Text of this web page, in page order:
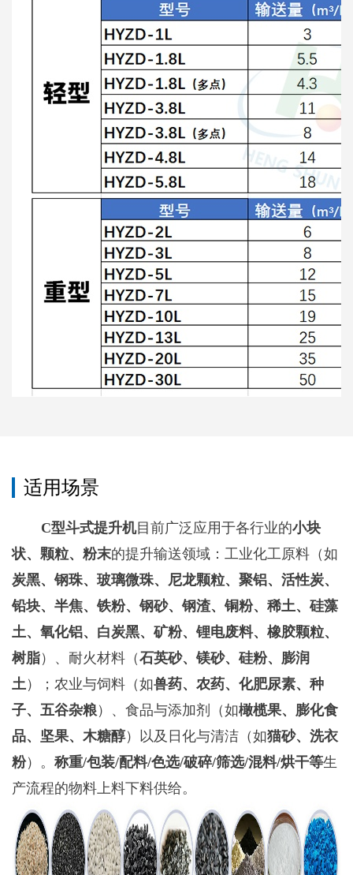
适用场景
C型斗式提升机目前广泛应用于各行业的小块
状、颗粒、粉末的提升输送领域：工业化工原料‌（如
炭黑、钢珠、玻璃微珠、尼龙颗粒、聚铝、活性炭、
铅块、半焦、铁粉、钢砂、钢渣、铜粉、稀土、硅藻
土、氧化铝、白炭黑、矿粉、锂电废料、橡胶颗粒、
树脂）、耐火材料（石英砂、镁砂、硅粉、膨润
土）‌；农业与饲料‌（如兽药、农药、化肥尿素、种
子、五谷杂粮）、‌食品与添加剂‌（如橄榄果、膨化食
品、坚果、木糖醇）以及‌日化与清洁‌（如猫砂、洗衣
粉）。 称重/包装/配料/色选/破碎/筛选/混料/烘干等生
产流程的物料上料下料供给。